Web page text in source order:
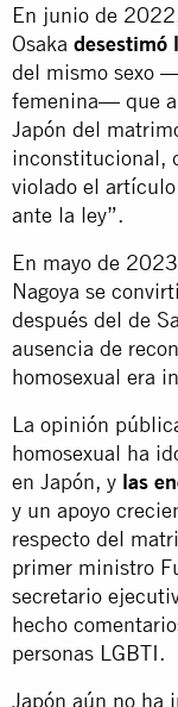
En junio de
Osaka desestimó
del mismo sexo
femenina— que
Japón del
inconstitucional,
violado el
ante la ley”.
En mayo de
Nagoya se
después del de
ausencia de
homosexual era
La opinión
homosexual ha
en Japón, y las
y un apoyo
respecto del
primer ministro
secretario
hecho
personas LGBTI.
Japón aún no ha